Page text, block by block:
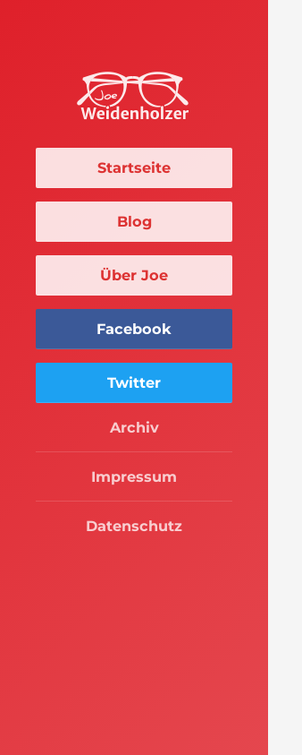
Startseite
Blog
Über Joe
Facebook
Twitter
Archiv
Impressum
Datenschutz